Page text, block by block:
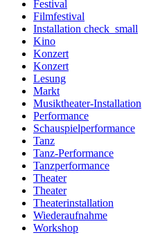
Festival
Filmfestival
Installation check_small
Kino
Konzert
Konzert
Lesung
Markt
Musiktheater-Installation
Performance
Schauspielperformance
Tanz
Tanz-Performance
Tanzperformance
Theater
Theater
Theaterinstallation
Wiederaufnahme
Workshop